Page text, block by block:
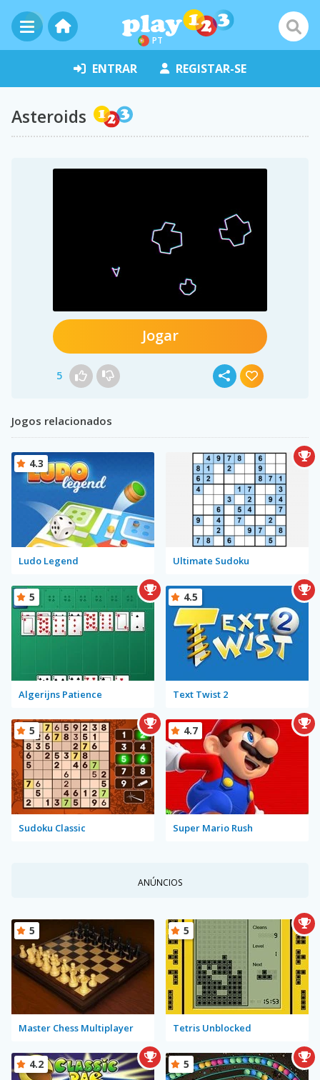
PT
ENTRAR REGISTAR-SE
Asteroids
Jogar
5
Jogos relacionados
Ludo Legend
4.3
Ultimate Sudoku
Algerijns Patience
5
Text Twist 2
4.5
Sudoku Classic
5
Super Mario Rush
4.7
ANÚNCIOS
Master Chess Multiplayer
5
Tetris Unblocked
5
4.2 5